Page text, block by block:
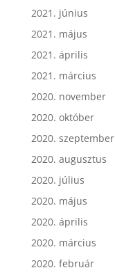
2021. június
2021. május
2021. április
2021. március
2020. november
2020. október
2020. szeptember
2020. augusztus
2020. július
2020. május
2020. április
2020. március
2020. február